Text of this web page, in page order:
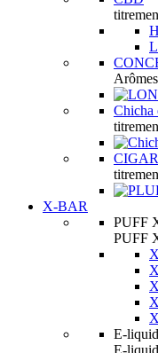
Chicha
X-BAR
PUFF
PUFF
E-
E-